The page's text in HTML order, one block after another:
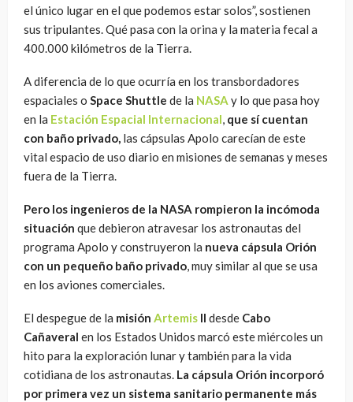
el único lugar en el que podemos estar solos”, sostienen
sus tripulantes. Qué pasa con la orina y la materia fecal a
400.000 kilómetros de la Tierra.
A diferencia de lo que ocurría en los transbordadores
espaciales o Space Shuttle de la NASA y lo que pasa hoy
en la Estación Espacial Internacional, que sí cuentan
con baño privado, las cápsulas Apolo carecían de este
vital espacio de uso diario en misiones de semanas y meses
fuera de la Tierra.
Pero los ingenieros de la NASA rompieron la incómoda
situación que debieron atravesar los astronautas del
programa Apolo y construyeron la nueva cápsula Orión
con un pequeño baño privado, muy similar al que se usa
en los aviones comerciales.
El despegue de la misión Artemis II desde Cabo
Cañaveral en los Estados Unidos marcó este miércoles un
hito para la exploración lunar y también para la vida
cotidiana de los astronautas. La cápsula Orión incorporó
por primera vez un sistema sanitario permanente más